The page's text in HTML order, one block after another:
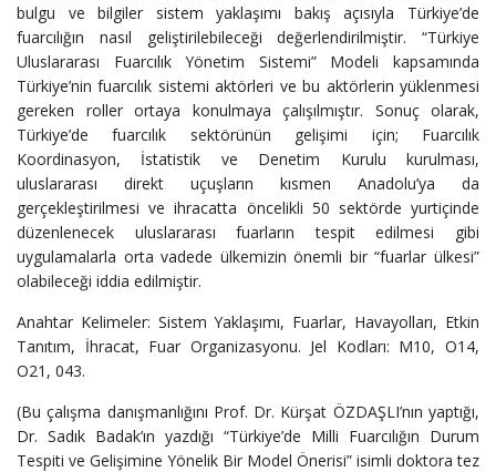
bulgu ve bilgiler sistem yaklaşımı bakış açısıyla Türkiye’de
fuarcılığın nasıl geliştirilebileceği değerlendirilmiştir. “Türkiye
Uluslararası Fuarcılık Yönetim Sistemi” Modeli kapsamında
Türkiye’nin fuarcılık sistemi aktörleri ve bu aktörlerin yüklenmesi
gereken roller ortaya konulmaya çalışılmıştır. Sonuç olarak,
Türkiye’de fuarcılık sektörünün gelişimi için; Fuarcılık
Koordinasyon, İstatistik ve Denetim Kurulu kurulması,
uluslararası direkt uçuşların kısmen Anadolu’ya da
gerçekleştirilmesi ve ihracatta öncelikli 50 sektörde yurtiçinde
düzenlenecek uluslararası fuarların tespit edilmesi gibi
uygulamalarla orta vadede ülkemizin önemli bir “fuarlar ülkesi”
olabileceği iddia edilmiştir.
Anahtar Kelimeler: Sistem Yaklaşımı, Fuarlar, Havayolları, Etkin
Tanıtım, İhracat, Fuar Organizasyonu. Jel Kodları: M10, O14,
O21, 043.
(Bu çalışma danışmanlığını Prof. Dr. Kürşat ÖZDAŞLI’nın yaptığı,
Dr. Sadık Badak’ın yazdığı “Türkiye’de Milli Fuarcılığın Durum
Tespiti ve Gelişimine Yönelik Bir Model Önerisi” isimli doktora tez